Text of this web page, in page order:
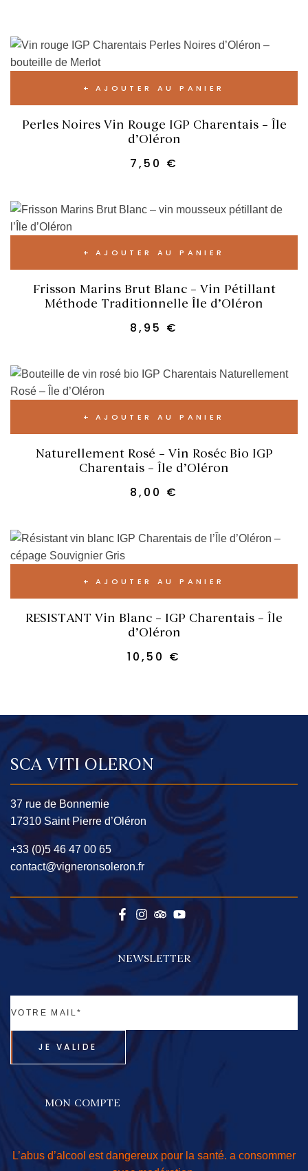
AJOUTER AU PANIER
Perles Noires Vin Rouge IGP Charentais – Île
d’Oléron
7,50 €
AJOUTER AU PANIER
Frisson Marins Brut Blanc – Vin Pétillant
Méthode Traditionnelle Île d’Oléron
8,95 €
AJOUTER AU PANIER
Naturellement Rosé – Vin Roséc Bio IGP
Charentais – Île d’Oléron
8,00 €
AJOUTER AU PANIER
RESISTANT Vin Blanc – IGP Charentais – Île
d’Oléron
10,50 €
SCA VITI OLERON
37 rue de Bonnemie
17310 Saint Pierre d’Oléron
+33 (0)5 46 47 00 65
contact@vigneronsoleron.fr
NEWSLETTER
JE VALIDE
MON COMPTE
L’abus d’alcool est dangereux pour la santé. a consommer